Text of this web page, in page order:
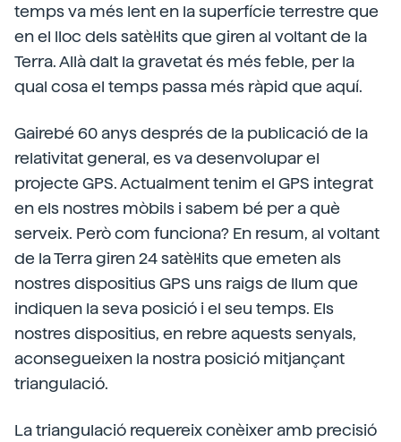
temps va més lent en la superfície terrestre que
en el lloc dels satèl·lits que giren al voltant de la
Terra. Allà dalt la gravetat és més feble, per la
qual cosa el temps passa més ràpid que aquí.
Gairebé 60 anys després de la publicació de la
relativitat general, es va desenvolupar el
projecte GPS. Actualment tenim el GPS integrat
en els nostres mòbils i sabem bé per a què
serveix. Però com funciona? En resum, al voltant
de la Terra giren 24 satèl·lits que emeten als
nostres dispositius GPS uns raigs de llum que
indiquen la seva posició i el seu temps. Els
nostres dispositius, en rebre aquests senyals,
aconsegueixen la nostra posició mitjançant
triangulació.
La triangulació requereix conèixer amb precisió